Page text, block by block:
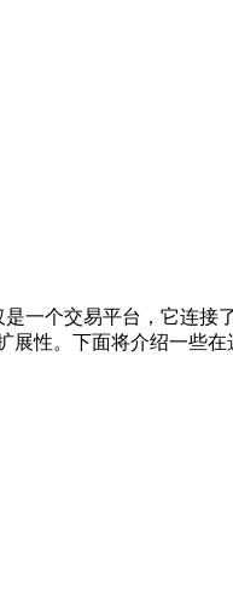
一个交易平台，它连接
展性。下面将介绍一些在